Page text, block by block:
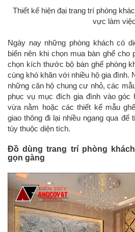
Thiết kế hiện đại trang trí phòng
vực làm việc
Ngày nay những phòng khách có
biến nên khi chọn mua bàn ghế cho
chọn kích thước bộ bàn ghế phòng
cùng khó khăn với nhiều hộ gia đình.
những căn hộ chung cư nhỏ, các
phục vụ mục đích gia đình vào
vừa nằm hoặc các thiết kế mẫu
giao thông đi lại nhiều ngang qua để
tùy thuộc diện tích.
Đồ dùng trang trí phòng
gọn gàng